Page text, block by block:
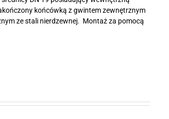
końcówką z gwintem zewnętrznym
ze stali nierdzewnej. Montaż za pomocą